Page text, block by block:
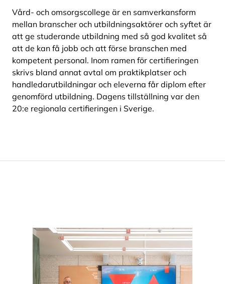
Vård- och omsorgscollege är en samverkansform
mellan branscher och utbildningsaktörer och syftet är
att ge studerande utbildning med så god kvalitet så
att de kan få jobb och att förse branschen med
kompetent personal. Inom ramen för certifieringen
skrivs bland annat avtal om praktikplatser och
handledarutbildningar och eleverna får diplom efter
genomförd utbildning. Dagens tillställning var den
20:e regionala certifieringen i Sverige.